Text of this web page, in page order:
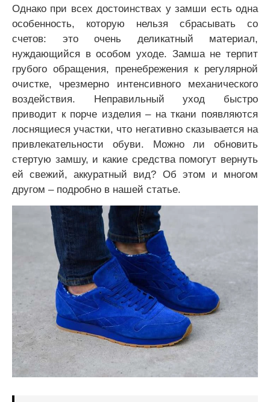
Однако при всех достоинствах у замши есть одна
особенность, которую нельзя сбрасывать со
счетов: это очень деликатный материал,
нуждающийся в особом уходе. Замша не терпит
грубого обращения, пренебрежения к регулярной
очистке, чрезмерно интенсивного механического
воздействия. Неправильный уход быстро
приводит к порче изделия – на ткани появляются
лоснящиеся участки, что негативно сказывается на
привлекательности обуви. Можно ли обновить
стертую замшу, и какие средства помогут вернуть
ей свежий, аккуратный вид? Об этом и многом
другом – подробно в нашей статье.